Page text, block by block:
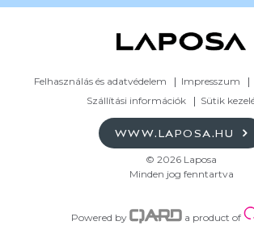
Felhasználás és adatvédelem Impresszum
Szállítási információk
Sütik
WWW.LAPOSA.HU
© 2026 Laposa
Minden jog fenntartva
Powered by a product of